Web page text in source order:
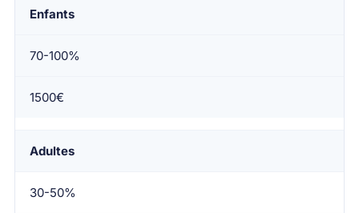
Enfants
70-100%
1500€
Adultes
30-50%